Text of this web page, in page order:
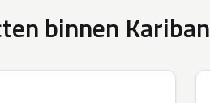
binnen Kariban